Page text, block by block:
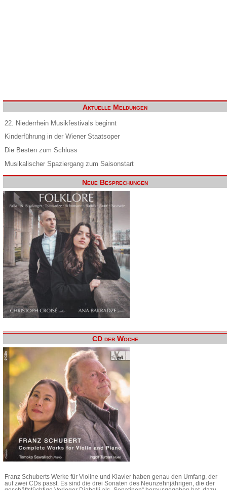
Aktuelle Meldungen
22. Niederrhein Musikfestivals beginnt
Kinderführung in der Wiener Staatsoper
Die Besten zum Schluss
Musikalischer Spaziergang zum Saisonstart
Neue Besprechungen
CD der Woche
Franz Schuberts Werke für Violine und Klavier haben genau den Umfang, der
auf zwei CDs passt. Es sind die drei Sonaten des Neunzehnjährigen, die der